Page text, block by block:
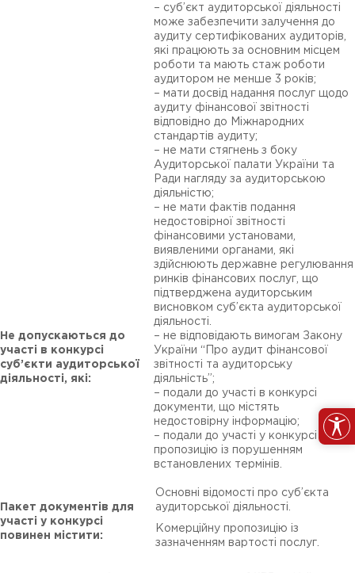
– суб’єкт аудиторської діяльності
може забезпечити залучення до
аудиту сертифікованих аудиторів,
які працюють за основним місцем
роботи та мають стаж роботи
аудитором не менше 3 років;
– мати досвід надання послуг щодо
аудиту фінансової звітності
відповідно до Міжнародних
стандартів аудиту;
– не мати стягнень з боку
Аудиторської палати України та
Ради нагляду за аудиторською
діяльністю;
– не мати фактів подання
недостовірної звітності
фінансовими установами,
виявленими органами, які
здійснюють державне регулювання
ринків фінансових послуг, що
підтверджена аудиторським
висновком суб’єкта аудиторської
діяльності.
Не допускаються до
участі в конкурсі
суб’єкти аудиторської
діяльності, які:
– не відповідають вимогам Закону
України “Про аудит фінансової
звітності та аудиторську
діяльність”;
– подали до участі в конкурсі
документи, що містять
недостовірну інформацію;
– подали до участі у конкурсі
пропозицію із порушенням
встановлених термінів.
Пакет документів для
участі у конкурсі
повинен містити:
Основні відомості про суб’єкта
аудиторської діяльності.
Комерційну пропозицію із
зазначенням вартості послуг.